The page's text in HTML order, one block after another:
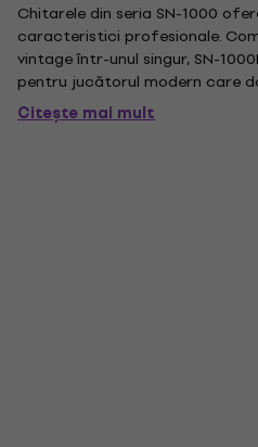
Chitarele din seria SN-1000
caracteristici profesionale.
vintage într-unul singur, SN-
pentru jucătorul modern care
ambele lumi. Printre
Rose, tunerii Grover, corpurile de
Citește mai mult